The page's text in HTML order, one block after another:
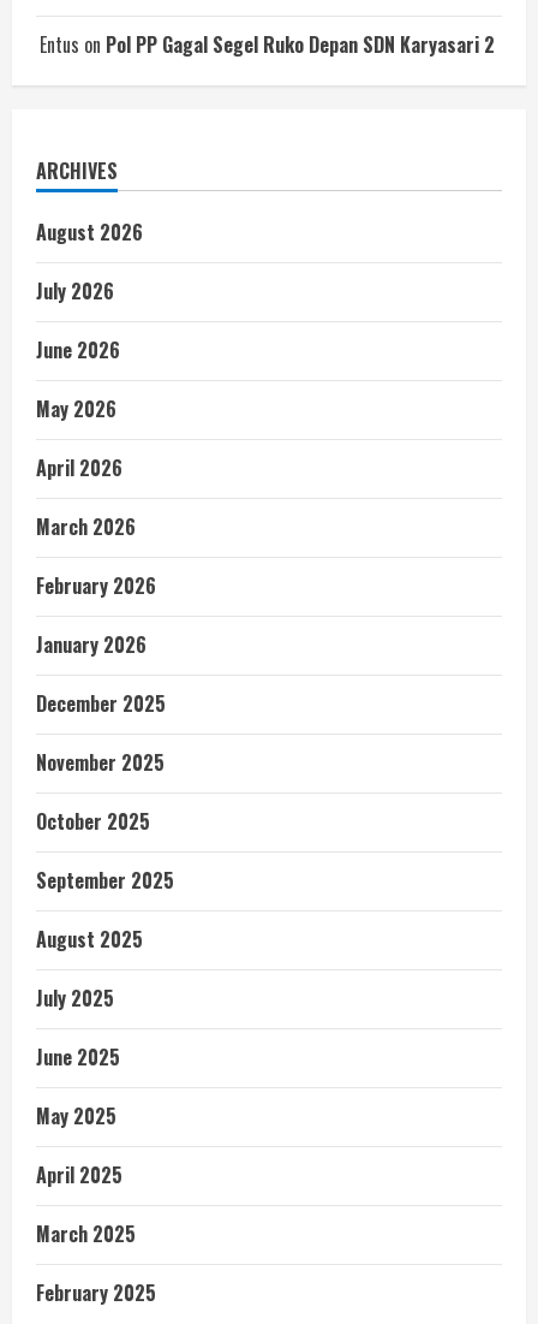
Entus on Pol PP Gagal Segel Ruko Depan SDN Karyasari 2
ARCHIVES
August 2026
July 2026
June 2026
May 2026
April 2026
March 2026
February 2026
January 2026
December 2025
November 2025
October 2025
September 2025
August 2025
July 2025
June 2025
May 2025
April 2025
March 2025
February 2025